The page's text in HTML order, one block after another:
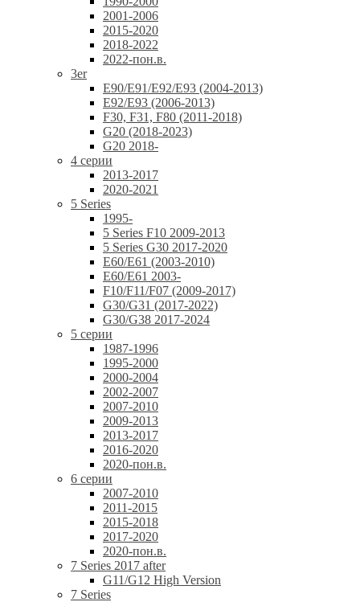
2001-2006
2015-2020
2018-2022
2022-пон.в.
3er
E90/E91/E92/E93 (2004-2013)
E92/E93 (2006-2013)
F30, F31, F80 (2011-2018)
G20 (2018-2023)
G20 2018-
4 серии
2013-2017
2020-2021
5 Series
1995-
5 Series F10 2009-2013
5 Series G30 2017-2020
E60/E61 (2003-2010)
E60/E61 2003-
F10/F11/F07 (2009-2017)
G30/G31 (2017-2022)
G30/G38 2017-2024
5 серии
1987-1996
1995-2000
2000-2004
2002-2007
2007-2010
2009-2013
2013-2017
2016-2020
2020-пон.в.
6 серии
2007-2010
2011-2015
2015-2018
2017-2020
2020-пон.в.
7 Series 2017 after
G11/G12 High Version
7 Series